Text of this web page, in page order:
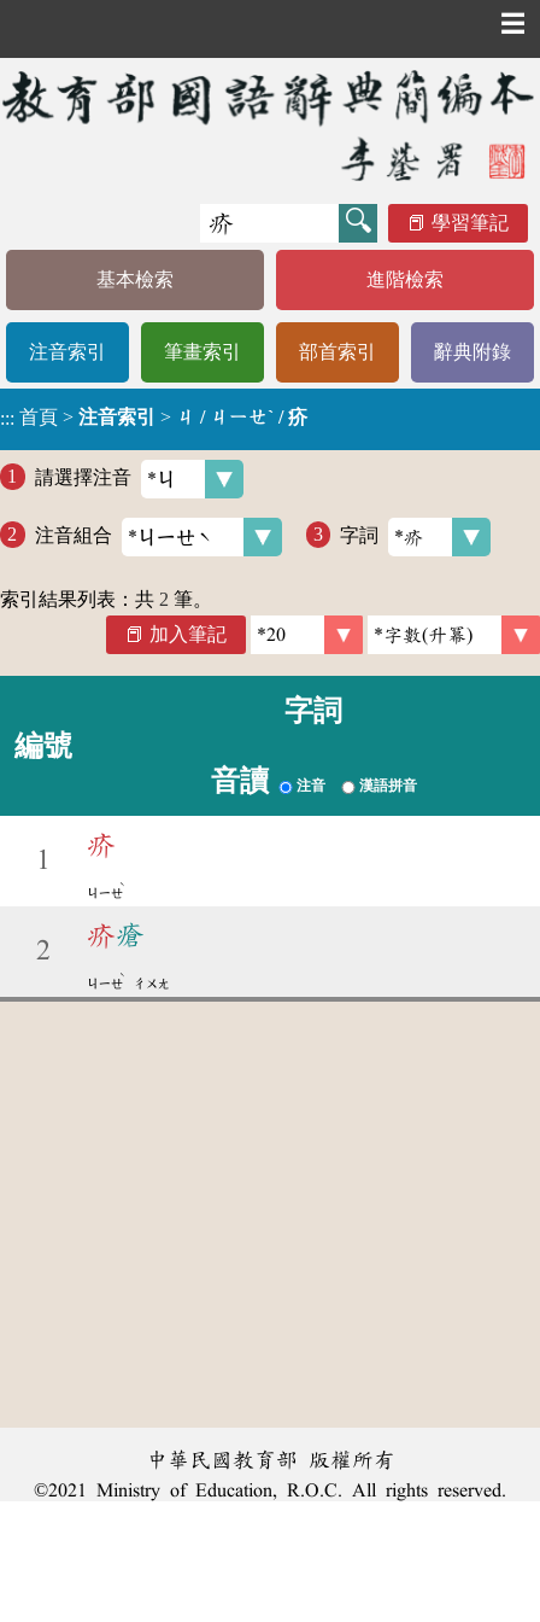
☰
學習筆記
基本檢索 進階檢索
注音索引 筆畫索引 部首索引 辭典附錄
::: 首頁 > 注音索引 > ㄐ / ㄐㄧㄝˋ / 疥
請選擇注音
注音組合 字詞
索引結果列表：共 2 筆。
加入筆記
編號
字詞
音讀 注音 漢語拼音
1
疥
ㄐㄧㄝ
ˋ
2
疥瘡
ㄐㄧㄝ
ˋ
ㄔㄨㄤ
中華民國教育部 版權所有
©2021 Ministry of Education, R.O.C. All rights reserved.